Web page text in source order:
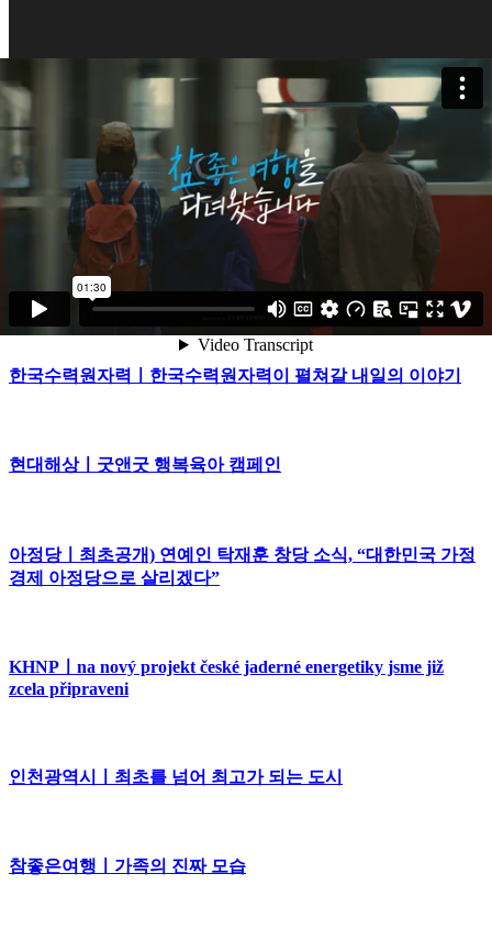
경기도교육청ㅣ내일이 두근대는 미래 경기미래교육 15s
경기도교육청ㅣ내일이 두근대는 미래 경기미래교육 7s
쌍용건설ㅣ더 플래티넘 SKY HERON in 평택 (TEASER)
한국수력원자력ㅣ한국수력원자력이 펼쳐갈 내일의 이야기
현대해상ㅣ굿앤굿 행복육아 캠페인
아정당ㅣ최초공개) 연예인 탁재훈 창당 소식, “대한민국 가정
경제 아정당으로 살리겠다”
KHNPㅣna nový projekt české jaderné energetiky jsme již
zcela připraveni
인천광역시ㅣ최초를 넘어 최고가 되는 도시
참좋은여행ㅣ가족의 진짜 모습